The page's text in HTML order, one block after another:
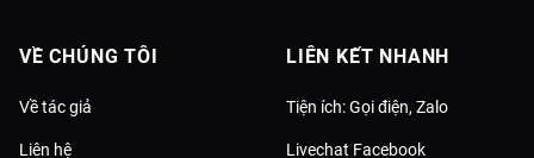
VỀ CHÚNG TÔI
Về tác giả
Liên hệ
LIÊN KẾT NHANH
Tiện ích: Gọi điện, Zalo
Livechat Facebook